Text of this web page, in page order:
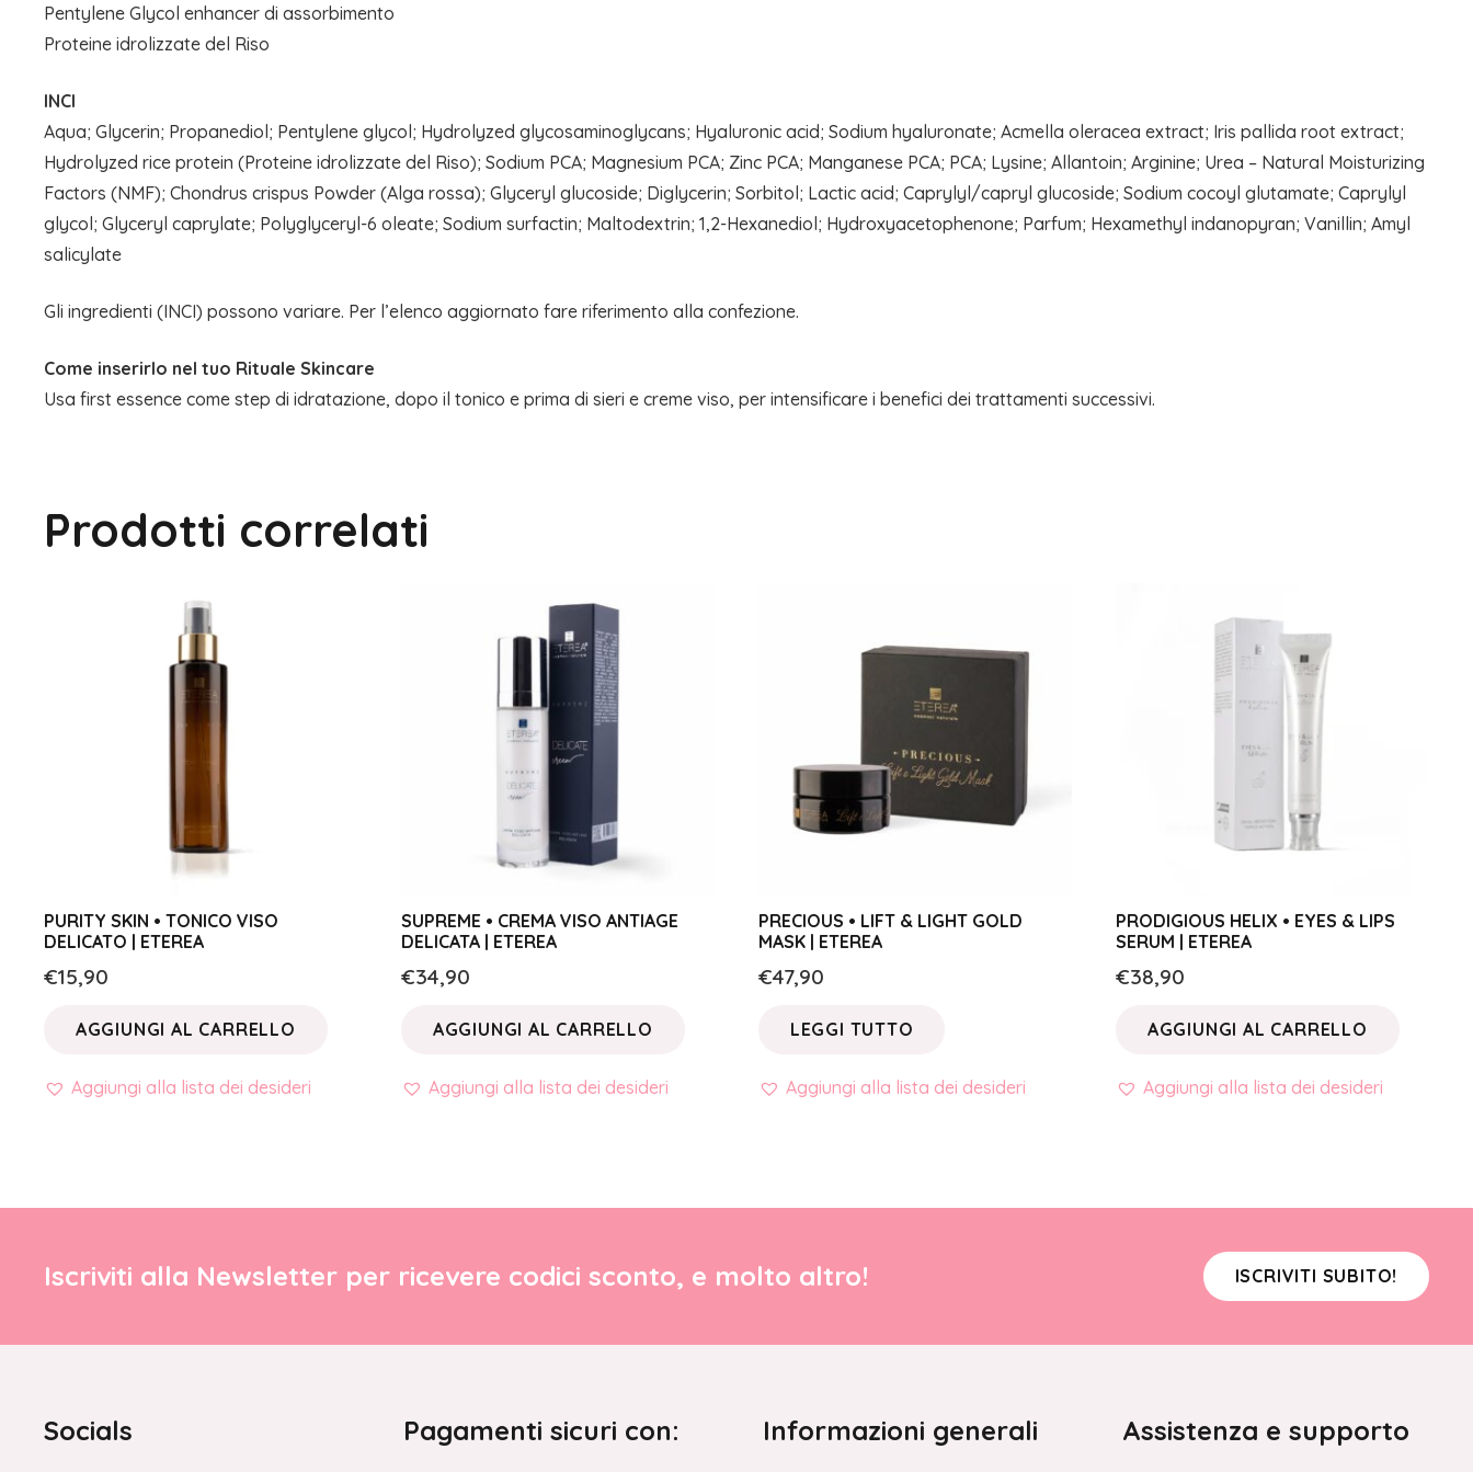
Pentylene Glycol enhancer di assorbimento
Proteine idrolizzate del Riso
INCI
Aqua; Glycerin; Propanediol; Pentylene glycol; Hydrolyzed glycosaminoglycans; Hyaluronic acid; Sodium hyaluronate; Acmella oleracea extract; Iris pallida root extract;
Hydrolyzed rice protein (Proteine idrolizzate del Riso); Sodium PCA; Magnesium PCA; Zinc PCA; Manganese PCA; PCA; Lysine; Allantoin; Arginine; Urea – Natural Moisturizing
Factors (NMF); Chondrus crispus Powder (Alga rossa); Glyceryl glucoside; Diglycerin; Sorbitol; Lactic acid; Caprylyl/capryl glucoside; Sodium cocoyl glutamate; Caprylyl
glycol; Glyceryl caprylate; Polyglyceryl-6 oleate; Sodium surfactin; Maltodextrin; 1,2-Hexanediol; Hydroxyacetophenone; Parfum; Hexamethyl indanopyran; Vanillin; Amyl
salicylate
Gli ingredienti (INCI) possono variare. Per l’elenco aggiornato fare riferimento alla confezione.
Come inserirlo nel tuo Rituale Skincare
Usa first essence come step di idratazione, dopo il tonico e prima di sieri e creme viso, per intensificare i benefici dei trattamenti successivi.
Prodotti correlati
PURITY SKIN • TONICO VISO
DELICATO | ETEREA
€15,90
AGGIUNGI AL CARRELLO
Aggiungi alla lista dei desideri
SUPREME • CREMA VISO ANTIAGE
DELICATA | ETEREA
€34,90
AGGIUNGI AL CARRELLO
Aggiungi alla lista dei desideri
PRECIOUS • LIFT & LIGHT GOLD
MASK | ETEREA
€47,90
LEGGI TUTTO
Aggiungi alla lista dei desideri
PRODIGIOUS HELIX • EYES & LIPS
SERUM | ETEREA
€38,90
AGGIUNGI AL CARRELLO
Aggiungi alla lista dei desideri
Iscriviti alla Newsletter per ricevere codici sconto, e molto altro! ISCRIVITI SUBITO!
Socials Pagamenti sicuri con: Informazioni generali Assistenza e supporto